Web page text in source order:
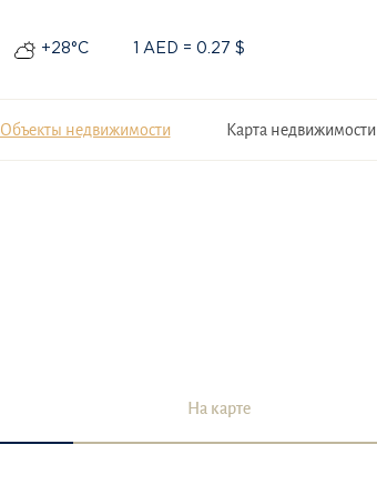
+28°С 1 AED = 0.27 $
Объекты недвижимости Карта недвижимости
На карте